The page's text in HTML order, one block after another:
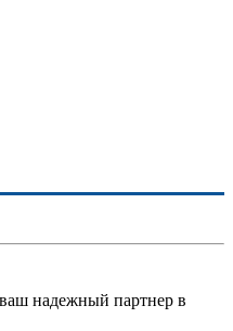
надежный партнер в